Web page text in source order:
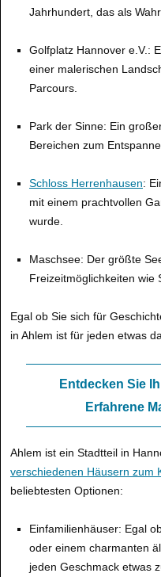
Jahrhundert, das als
Golfplatz Hannover e.V.:
einer malerischen
Parcours.
Park der Sinne: Ein
Bereichen zum
Schloss Herrenhausen:
mit einem prachtvollen
wurde.
Maschsee: Der größte
Freizeitmöglichkeiten wie
Egal ob Sie sich für
in Ahlem ist für jeden etwas
Entdecken Sie
Erfahrene
Ahlem ist ein Stadtteil in
verschiedenen Häusern zum
beliebtesten Optionen:
Einfamilienhäuser: Egal
oder einem charmanten
jeden Geschmack etwas